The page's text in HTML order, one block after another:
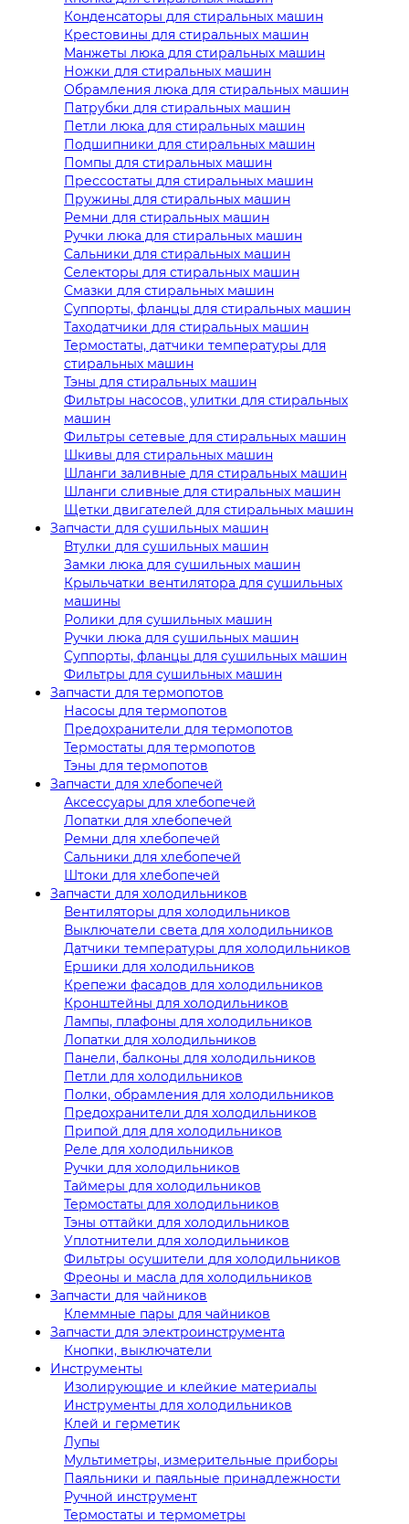
Конденсаторы для стиральных машин
Крестовины для стиральных машин
Манжеты люка для стиральных машин
Ножки для стиральных машин
Обрамления люка для стиральных машин
Патрубки для стиральных машин
Петли люка для стиральных машин
Подшипники для стиральных машин
Помпы для стиральных машин
Прессостаты для стиральных машин
Пружины для стиральных машин
Ремни для стиральных машин
Ручки люка для стиральных машин
Сальники для стиральных машин
Селекторы для стиральных машин
Смазки для стиральных машин
Суппорты, фланцы для стиральных машин
Таходатчики для стиральных машин
Термостаты, датчики температуры для
стиральных машин
Тэны для стиральных машин
Фильтры насосов, улитки для стиральных
машин
Фильтры сетевые для стиральных машин
Шкивы для стиральных машин
Шланги заливные для стиральных машин
Шланги сливные для стиральных машин
Щетки двигателей для стиральных машин
Запчасти для сушильных машин
Втулки для сушильных машин
Замки люка для сушильных машин
Крыльчатки вентилятора для сушильных
машины
Ролики для сушильных машин
Ручки люка для сушильных машин
Суппорты, фланцы для сушильных машин
Фильтры для сушильных машин
Запчасти для термопотов
Насосы для термопотов
Предохранители для термопотов
Термостаты для термопотов
Тэны для термопотов
Запчасти для хлебопечей
Аксессуары для хлебопечей
Лопатки для хлебопечей
Ремни для хлебопечей
Сальники для хлебопечей
Штоки для хлебопечей
Запчасти для холодильников
Вентиляторы для холодильников
Выключатели света для холодильников
Датчики температуры для холодильников
Ершики для холодильников
Крепежи фасадов для холодильников
Кронштейны для холодильников
Лампы, плафоны для холодильников
Лопатки для холодильников
Панели, балконы для холодильников
Петли для холодильников
Полки, обрамления для холодильников
Предохранители для холодильников
Припой для для холодильников
Реле для холодильников
Ручки для холодильников
Таймеры для холодильников
Термостаты для холодильников
Тэны оттайки для холодильников
Уплотнители для холодильников
Фильтры осушители для холодильников
Фреоны и масла для холодильников
Запчасти для чайников
Клеммные пары для чайников
Запчасти для электроинструмента
Кнопки, выключатели
Инструменты
Изолирующие и клейкие материалы
Инструменты для холодильников
Клей и герметик
Лупы
Мультиметры, измерительные приборы
Паяльники и паяльные принадлежности
Ручной инструмент
Термостаты и термометры